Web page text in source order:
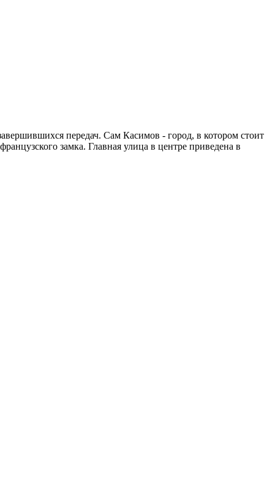
передач. Сам Касимов - город, в котором стоит
замка. Главная улица в центре приведена в